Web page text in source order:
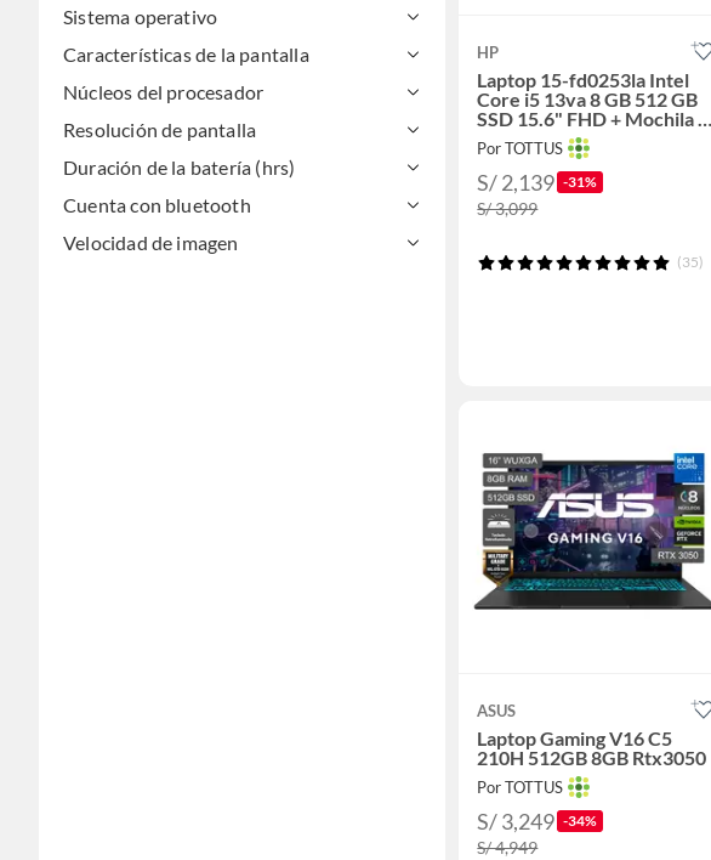
Sistema operativo
Características de la pantalla
Núcleos del procesador
Resolución de pantalla
Duración de la batería (hrs)
Cuenta con bluetooth
Velocidad de imagen
HP
Laptop 15-fd0253la Intel
Core i5 13va 8 GB 512 GB
SSD 15.6" FHD + Mochila +
Mouse
Por TOTTUS
S/ 2,139 -31%
S/ 3,099
(35)
ASUS
Laptop Gaming V16 C5
210H 512GB 8GB Rtx3050
Por TOTTUS
S/ 3,249 -34%
S/ 4,949